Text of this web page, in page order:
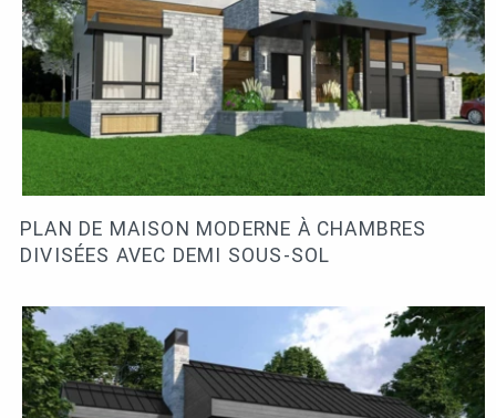
PLAN DE MAISON MODERNE À CHAMBRES
DIVISÉES AVEC DEMI SOUS-SOL